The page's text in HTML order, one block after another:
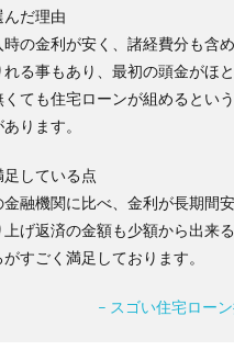
んだ理由
時の金利が安く、諸経費分も含
れる事もあり、最初の頭金がほ
くても住宅ローンが組めるとい
ります。
足している点
金融機関に比べ、金利が長期間安
上げ返済の金額も少額から出来
がすごく満足しております。
– スゴい住宅ロー